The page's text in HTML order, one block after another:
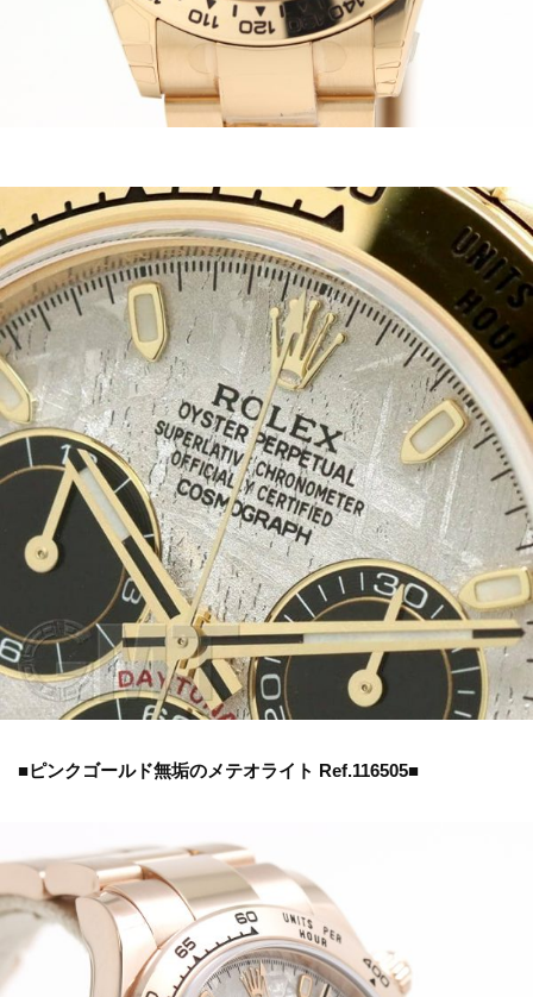
■ピンクゴールド無垢のメテオライト Ref.116505■